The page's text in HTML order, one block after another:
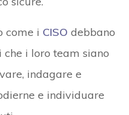
come i CISO debbano
i loro team siano
indagare e
e individuare